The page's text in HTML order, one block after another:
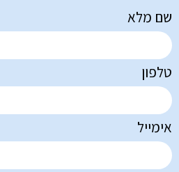
שם מלא
טלפון
אימייל